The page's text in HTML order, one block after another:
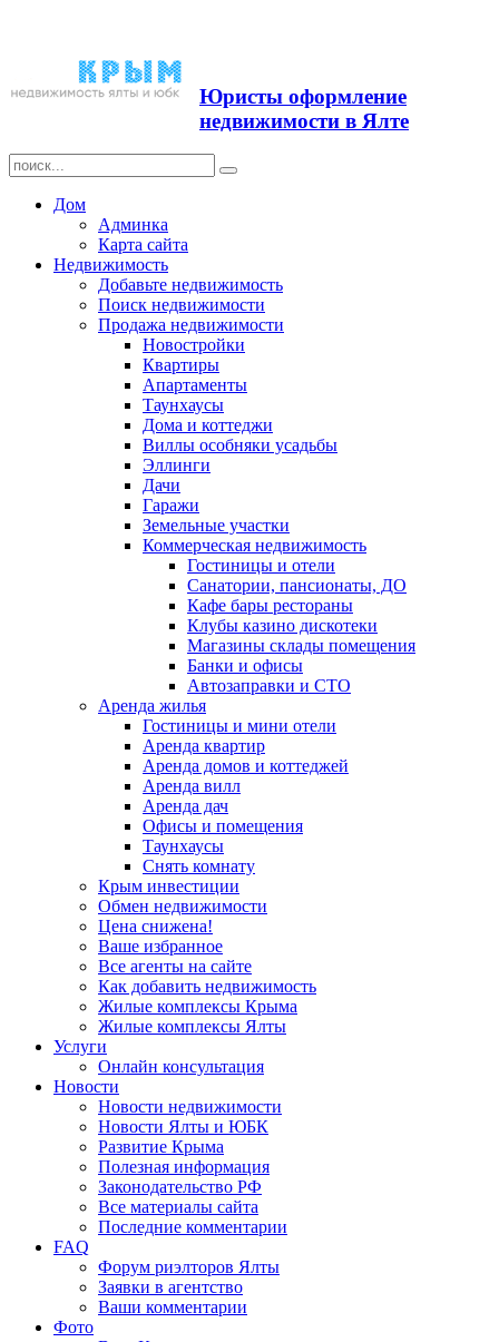
Юристы оформление
недвижимости в Ялте
Дом
Админка
Карта сайта
Недвижимость
Добавьте недвижимость
Поиск недвижимости
Продажа недвижимости
Новостройки
Квартиры
Апартаменты
Таунхаусы
Дома и коттеджи
Виллы особняки усадьбы
Эллинги
Дачи
Гаражи
Земельные участки
Коммерческая недвижимость
Гостиницы и отели
Санатории, пансионаты, ДО
Кафе бары рестораны
Клубы казино дискотеки
Магазины склады помещения
Банки и офисы
Автозаправки и СТО
Аренда жилья
Гостиницы и мини отели
Аренда квартир
Аренда домов и коттеджей
Аренда вилл
Аренда дач
Офисы и помещения
Таунхаусы
Снять комнату
Крым инвестиции
Обмен недвижимости
Цена снижена!
Ваше избранное
Все агенты на сайте
Как добавить недвижимость
Жилые комплексы Крыма
Жилые комплексы Ялты
Услуги
Онлайн консультация
Новости
Новости недвижимости
Новости Ялты и ЮБК
Развитие Крыма
Полезная информация
Законодательство РФ
Все материалы сайта
Последние комментарии
FAQ
Форум риэлторов Ялты
Заявки в агентство
Ваши комментарии
Фото